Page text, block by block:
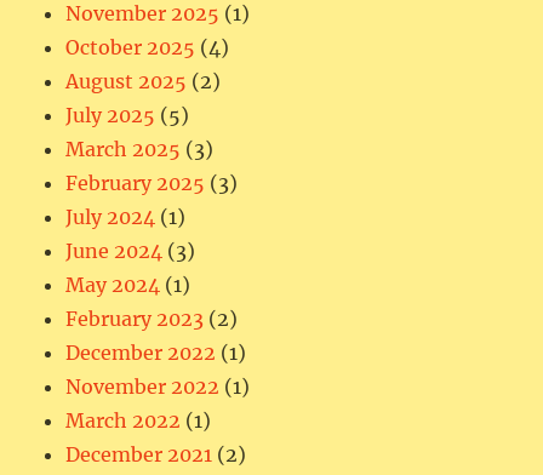
November 2025 (1)
October 2025 (4)
August 2025 (2)
July 2025 (5)
March 2025 (3)
February 2025 (3)
July 2024 (1)
June 2024 (3)
May 2024 (1)
February 2023 (2)
December 2022 (1)
November 2022 (1)
March 2022 (1)
December 2021 (2)